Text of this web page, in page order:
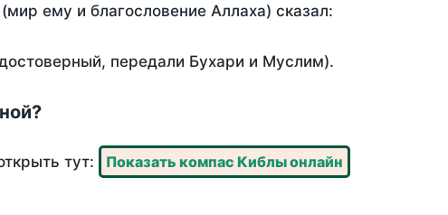
ему и благословение Аллаха) сказал:
передали Бухари и Муслим).
тут: Показать компас Киблы онлайн